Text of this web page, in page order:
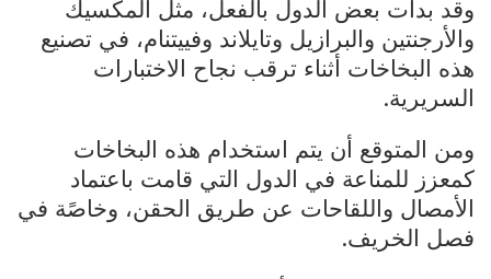
وقد بدأت بعض الدول بالفعل، مثل المكسيك
والأرجنتين والبرازيل وتايلاند وفييتنام، في تصنيع
هذه البخاخات أثناء ترقب نجاح الاختبارات
السريرية.
ومن المتوقع أن يتم استخدام هذه البخاخات
كمعزز للمناعة في الدول التي قامت باعتماد
الأمصال واللقاحات عن طريق الحقن، وخاصًة في
فصل الخريف.